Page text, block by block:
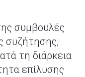
συμβουλές
συζήτησης,
τη διάρκεια
επίλυσης